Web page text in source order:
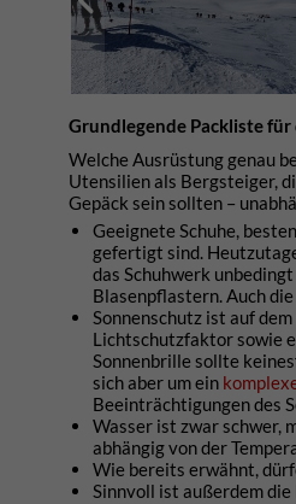
Grundlegende Packliste für
Welche Ausrüstung genau
Utensilien als Bergsteiger,
Gepäck sein sollten –
Geeignete Schuhe,
gefertigt sind.
das Schuhwerk
Blasenpflastern. Auch
Sonnenschutz ist auf
Lichtschutzfaktor sowie
Sonnenbrille sollte
sich aber um ein
Beeinträchtigungen des
Wasser ist zwar schwer,
abhängig von der
Wie bereits erwähnt,
Sinnvoll ist außerdem